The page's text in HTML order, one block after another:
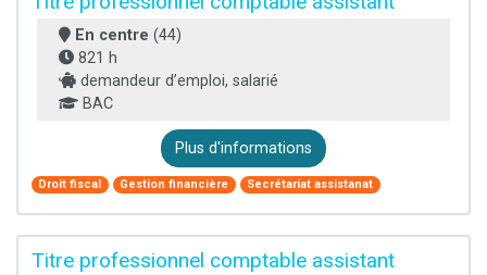
En centre (44)
821 h
demandeur d’emploi, salarié
BAC
Plus d'informations
Droit fiscal Gestion financière Secrétariat assistanat
Titre professionnel comptable assistant